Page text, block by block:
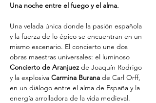
Una noche entre el fuego y el alma.
Una velada única donde la pasión española
y la fuerza de lo épico se encuentran en un
mismo escenario. El concierto une dos
obras maestras universales: el luminoso
Concierto de Aranjuez de Joaquín Rodrigo
y la explosiva Carmina Burana de Carl Orff,
en un diálogo entre el alma de España y la
energía arrolladora de la vida medieval.